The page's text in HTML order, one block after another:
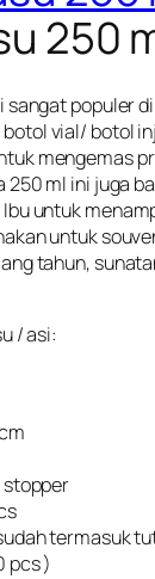
250
sangat populer
vial/ botol
mengemas
250 ml ini juga
untuk
untuk
tahun,
/ asi:
termasuk
pcs )